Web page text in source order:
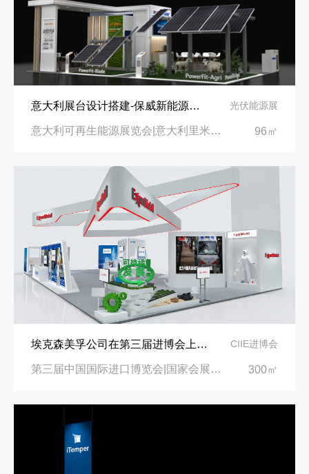
意大利展台设计搭建-保威新能源在意大利里米尼会展中心推出最新产品-中励展览设计策划公司 光伏能源展
意大利可再生能源展览会|意大利里米尼会展中心 96㎡
埃克森美孚公司在第三届进博会上展示非凡的展台搭建设计 CIIE进博会
第三届中国国际进口博览会|国家会展中心 300㎡